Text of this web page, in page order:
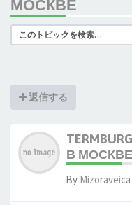
МОСКВЕ
返信する
В МОСКВЕ
By Mizoraveica